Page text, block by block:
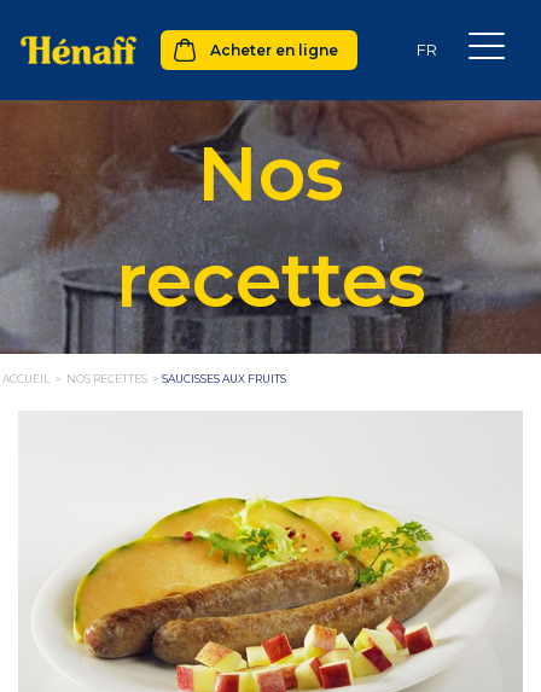
Acheter en ligne
Nos
recettes
ACCUEIL > NOS RECETTES > SAUCISSES AUX FRUITS